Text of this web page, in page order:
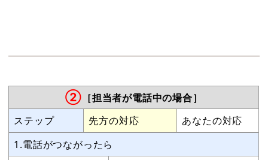
② ［担当者が電話中の場合］
ステップ
先方の対応
あなたの対応
1.電話がつながったら